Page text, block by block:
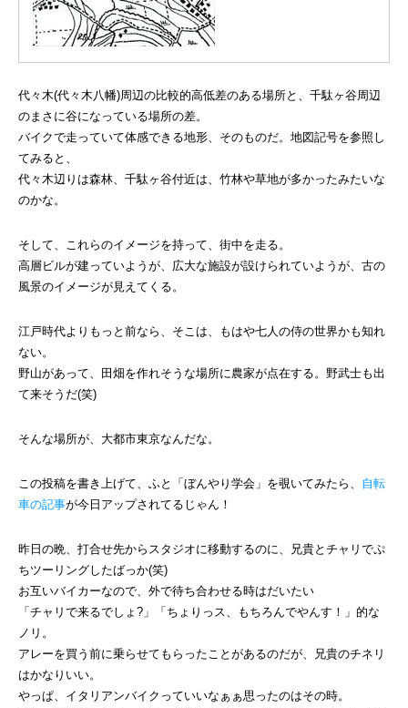
代々木(代々木八幡)周辺の比較的高低差のある場所と、千駄ヶ谷周辺
のまさに谷になっている場所の差。
バイクで走っていて体感できる地形、そのものだ。地図記号を参照し
てみると、
代々木辺りは森林、千駄ヶ谷付近は、竹林や草地が多かったみたいな
のかな。
そして、これらのイメージを持って、街中を走る。
高層ビルが建っていようが、広大な施設が設けられていようが、古の
風景のイメージが見えてくる。
江戸時代よりもっと前なら、そこは、もはや七人の侍の世界かも知れ
ない。
野山があって、田畑を作れそうな場所に農家が点在する。野武士も出
て来そうだ(笑)
そんな場所が、大都市東京なんだな。
この投稿を書き上げて、ふと「ぼんやり学会」を覗いてみたら、 自転
車の記事が今日アップされてるじゃん！
昨日の晩、打合せ先からスタジオに移動するのに、兄貴とチャリでぷ
ちツーリングしたばっか(笑)
お互いバイカーなので、外で待ち合わせる時はだいたい
「チャリで来るでしょ?」「ちょりっス、もちろんでやんす！」的な
ノリ。
アレーを買う前に乗らせてもらったことがあるのだが、兄貴のチネリ
はかなりいい。
やっぱ、イタリアンバイクっていいなぁぁ思ったのはその時。